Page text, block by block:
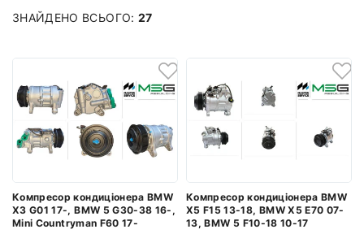
ЗНАЙДЕНО ВСЬОГО: 27
Компресор кондиціонера BMW
X3 G01 17-, BMW 5 G30-38 16-,
Mini Countryman F60 17-
Компресор кондиціонера BMW
X5 F15 13-18, BMW X5 E70 07-
13, BMW 5 F10-18 10-17